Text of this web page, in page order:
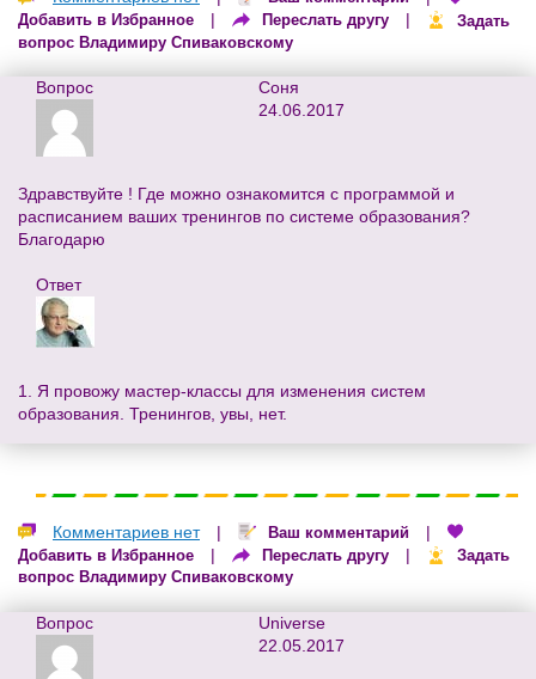
Добавить в Избранное Переслать другу
Задать
вопрос Владимиру Спиваковскому
Вопрос
Соня
24.06.2017
Здравствуйте ! Где можно ознакомится с программой и
расписанием ваших тренингов по системе образования?
Благодарю
Ответ
1. Я провожу мастер-классы для изменения систем
образования. Тренингов, увы, нет.
Комментариев нет | Ваш комментарий |
Добавить в Избранное | Переслать другу |
Задать
вопрос Владимиру Спиваковскому
Вопрос
Universe
22.05.2017